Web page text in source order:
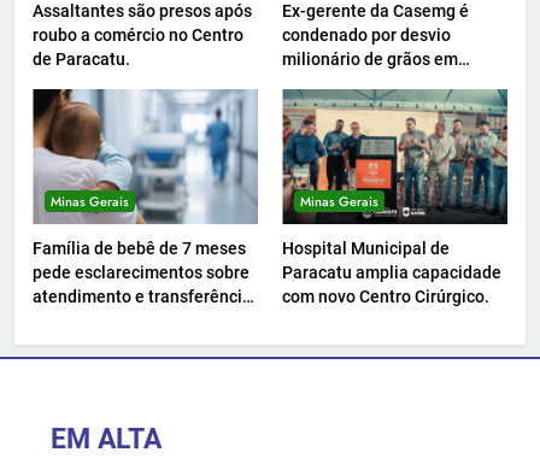
Assaltantes são presos após
roubo a comércio no Centro
de Paracatu.
Ex-gerente da Casemg é
condenado por desvio
milionário de grãos em
Minas Gerais
Família de bebê de 7 meses
pede esclarecimentos sobre
atendimento e transferência
Minas Gerais
Hospital Municipal de
Paracatu amplia capacidade
com novo Centro Cirúrgico.
EM ALTA